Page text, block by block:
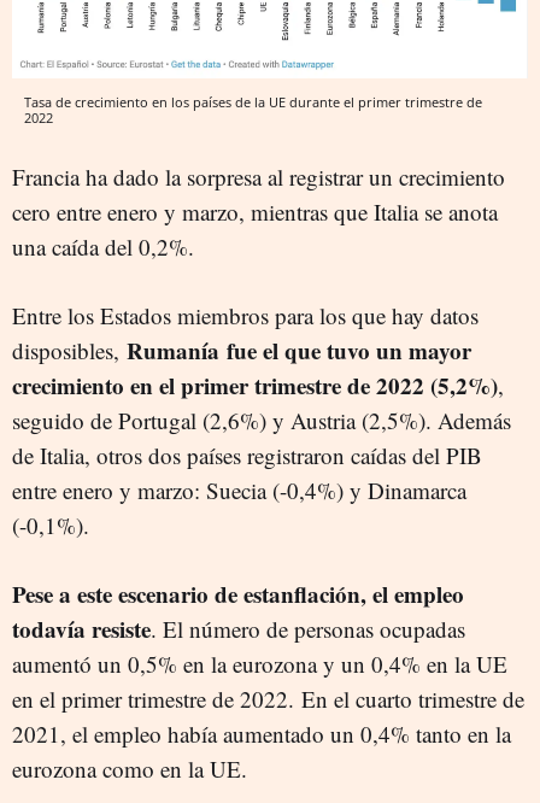
Tasa de crecimiento en los países de la UE durante el primer trimestre de
2022
Francia ha dado la sorpresa al registrar un crecimiento
cero entre enero y marzo, mientras que Italia se anota
una caída del 0,2%.
Entre los Estados miembros para los que hay datos
disposibles, Rumanía fue el que tuvo un mayor
crecimiento en el primer trimestre de 2022 (5,2%),
seguido de Portugal (2,6%) y Austria (2,5%). Además
de Italia, otros dos países registraron caídas del PIB
entre enero y marzo: Suecia (-0,4%) y Dinamarca
(-0,1%).
Pese a este escenario de estanflación, el empleo
todavía resiste. El número de personas ocupadas
aumentó un 0,5% en la eurozona y un 0,4% en la UE
en el primer trimestre de 2022. En el cuarto trimestre de
2021, el empleo había aumentado un 0,4% tanto en la
eurozona como en la UE.